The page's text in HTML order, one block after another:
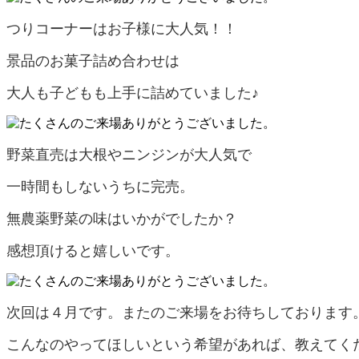
つりコーナーはお子様に大人気！！
景品のお菓子詰め合わせは
大人も子どもも上手に詰めていました♪
野菜直売は大根やニンジンが大人気で
一時間もしないうちに完売。
無農薬野菜の味はいかがでしたか？
感想頂けると嬉しいです。
次回は４月です。またのご来場をお待ちしております。
こんなのやってほしいという希望があれば、教えてく